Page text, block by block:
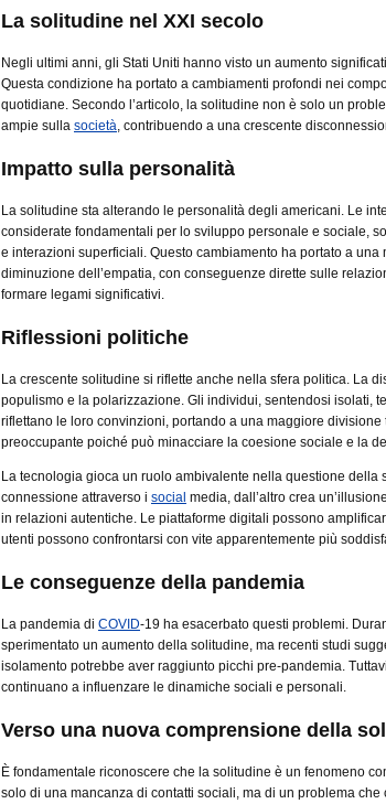
La solitudine nel XXI secolo
Negli ultimi anni, gli Stati Uniti hanno visto un aumento
Questa condizione ha portato a cambiamenti profondi nei
quotidiane. Secondo l’articolo, la solitudine non è solo un
ampie sulla società, contribuendo a una crescente
Impatto sulla personalità
La solitudine sta alterando le personalità degli americani. Le
considerate fondamentali per lo sviluppo personale e sociale,
e interazioni superficiali. Questo cambiamento ha portato a
diminuzione dell’empatia, con conseguenze dirette sulle
formare legami significativi.
Riflessioni politiche
La crescente solitudine si riflette anche nella sfera politica. La
populismo e la polarizzazione. Gli individui, sentendosi isolati,
riflettano le loro convinzioni, portando a una maggiore divisione
preoccupante poiché può minacciare la coesione sociale e la
La tecnologia gioca un ruolo ambivalente nella questione della
connessione attraverso i social media, dall’altro crea
in relazioni autentiche. Le piattaforme digitali possono
utenti possono confrontarsi con vite apparentemente più
Le conseguenze della pandemia
La pandemia di COVID-19 ha esacerbato questi problemi.
sperimentato un aumento della solitudine, ma recenti studi
isolamento potrebbe aver raggiunto picchi pre-pandemia.
continuano a influenzare le dinamiche sociali e personali.
Verso una nuova comprensione della
È fondamentale riconoscere che la solitudine è un fenomeno
solo di una mancanza di contatti sociali, ma di un problema